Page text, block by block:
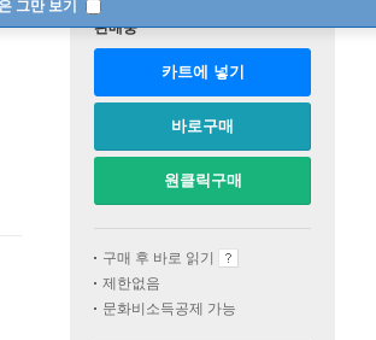
그만 보기
판매중
카트에 넣기
바로구매
원클릭구매
구매 후 바로 읽기
제한없음
문화비소득공제 가능